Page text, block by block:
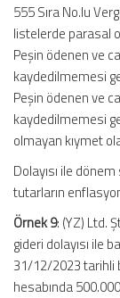
555 Sıra No.lu
listelerde parasal
Peşin ödenen ve
kaydedilmemesi
Peşin ödenen ve
kaydedilmemesi
olmayan kıymet
Dolayısı ile
tutarların
Örnek 9: (YZ) Ltd.
gideri dolayısı ile
31/12/2023 tarihli
hesabında